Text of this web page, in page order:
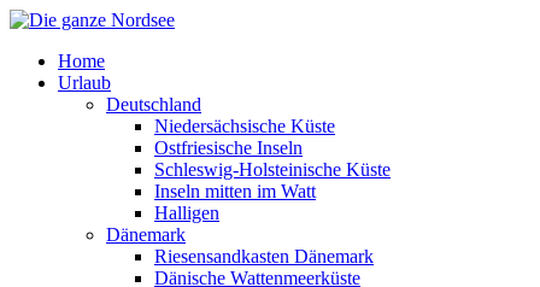
Home
Urlaub
Deutschland
Niedersächsische Küste
Ostfriesische Inseln
Schleswig-Holsteinische Küste
Inseln mitten im Watt
Halligen
Dänemark
Riesensandkasten Dänemark
Dänische Wattenmeerküste